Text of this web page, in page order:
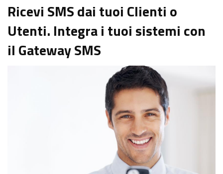
Ricevi SMS dai tuoi Clienti o
Utenti. Integra i tuoi sistemi con
il Gateway SMS